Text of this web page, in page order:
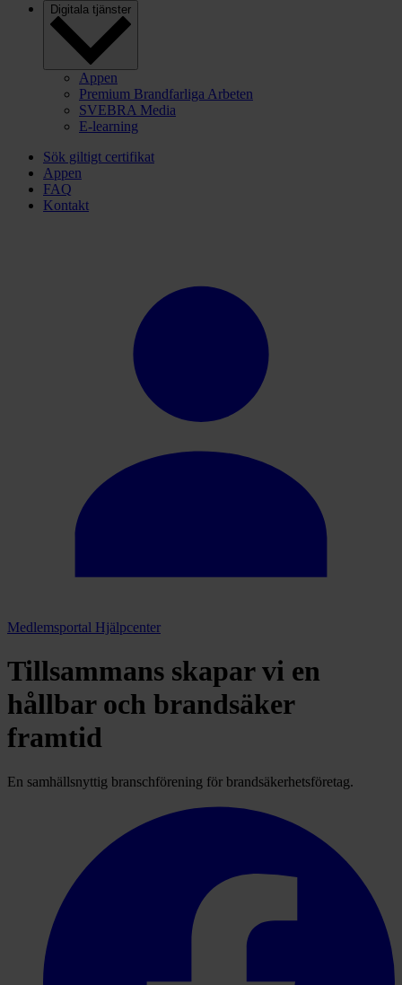
Digitala tjänster
Appen
Premium Brandfarliga Arbeten
SVEBRA Media
E-learning
Sök giltigt certifikat
Appen
FAQ
Kontakt
Medlemsportal Hjälpcenter
Tillsammans skapar vi en
hållbar och brandsäker
framtid
En samhällsnyttig branschförening för brandsäkerhetsföretag.